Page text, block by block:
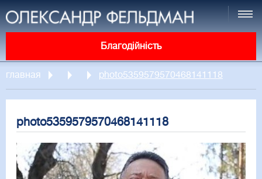
Благодійність
главная photo5359579570468141118
photo5359579570468141118